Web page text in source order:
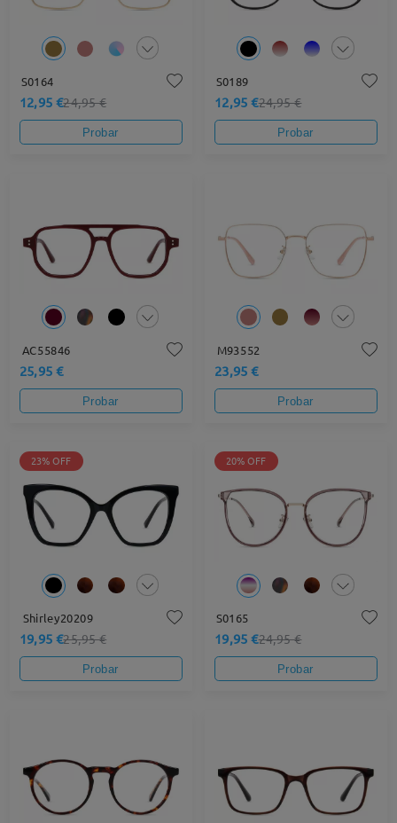
S0164
12,95 €24,95 €
Probar
S0189
12,95 €24,95 €
Probar
AC55846
25,95 €
Probar
M93552
23,95 €
Probar
23% OFF
Shirley20209
19,95 €25,95 €
Probar
20% OFF
S0165
19,95 €24,95 €
Probar